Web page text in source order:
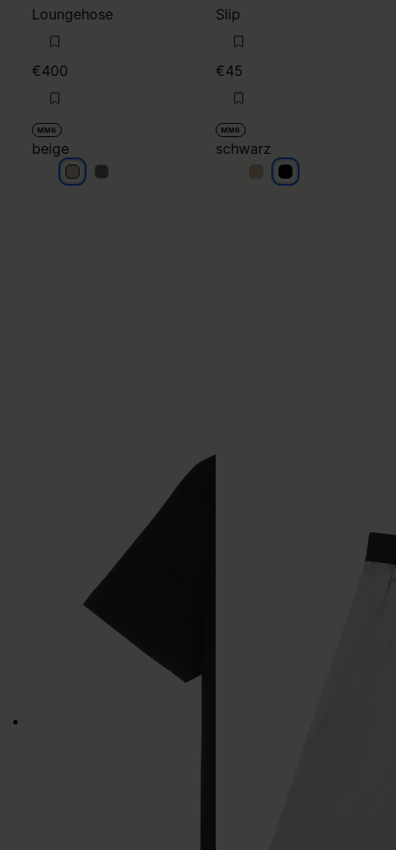
Loungehose
€400
MM6
beige
beigebeige
Slip
€45
MM6
schwarz
schwarzschwarz